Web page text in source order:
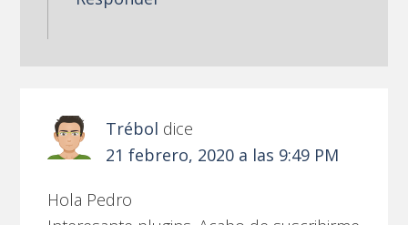
Trébol dice
21 febrero, 2020 a las 9:49 PM
Hola Pedro